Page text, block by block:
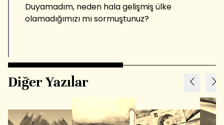
Duyamadım, neden hala gelişmiş ülke
olamadığımızı mı sormuştunuz?
Diğer Yazılar